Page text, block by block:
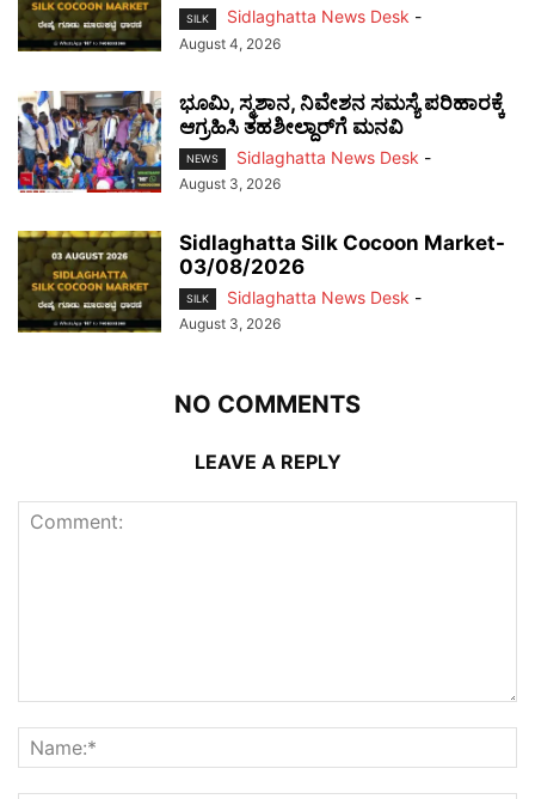
SILK Sidlaghatta News Desk -
August 4, 2026
ಭೂಮಿ, ಸ್ಮಶಾನ, ನಿವೇಶನ ಸಮಸ್ಯೆ ಪರಿಹಾರಕ್ಕೆ
ಆಗ್ರಹಿಸಿ ತಹಶೀಲ್ದಾರ್‌ಗೆ ಮನವಿ
NEWS Sidlaghatta News Desk -
August 3, 2026
Sidlaghatta Silk Cocoon Market-
03/08/2026
SILK Sidlaghatta News Desk -
August 3, 2026
NO COMMENTS
LEAVE A REPLY